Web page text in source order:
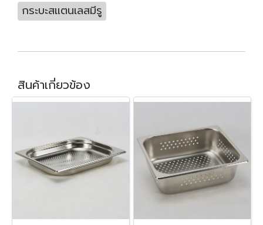
กระบะสแตนเลสมีรู
สินค้าเกี่ยวข้อง